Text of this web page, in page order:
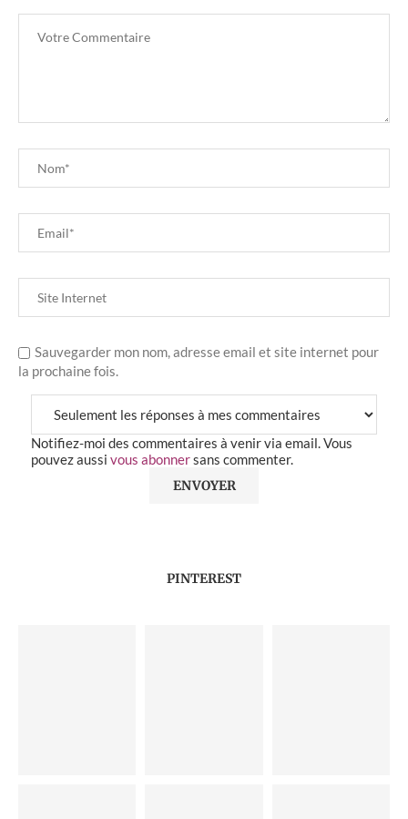
Sauvegarder mon nom, adresse email et site internet pour
la prochaine fois.
Notifiez-moi des commentaires à venir via email. Vous
pouvez aussi vous abonnersans commenter.
PINTEREST